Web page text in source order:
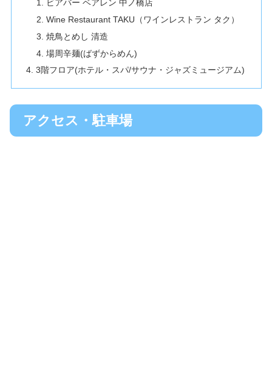
ビアバー ベアレン 中ノ橋店
Wine Restaurant TAKU（ワインレストラン タク）
焼鳥とめし 清造
場周辛麺(ばずからめん)
3階フロア(ホテル・スパ/サウナ・ジャズミュージアム)
アクセス・駐車場